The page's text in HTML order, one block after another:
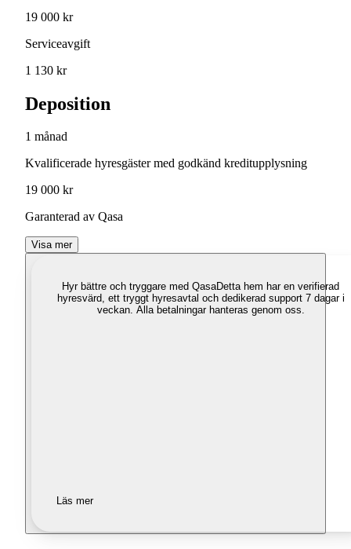
19 000 kr
Serviceavgift
1 130 kr
Deposition
1 månad
Kvalificerade hyresgäster med godkänd kreditupplysning
19 000 kr
Garanterad av Qasa
Visa mer
Hyr bättre och tryggare med QasaDetta hem har en verifierad
hyresvärd, ett tryggt hyresavtal och dedikerad support 7 dagar i
veckan. Alla betalningar hanteras genom oss.
Läs mer